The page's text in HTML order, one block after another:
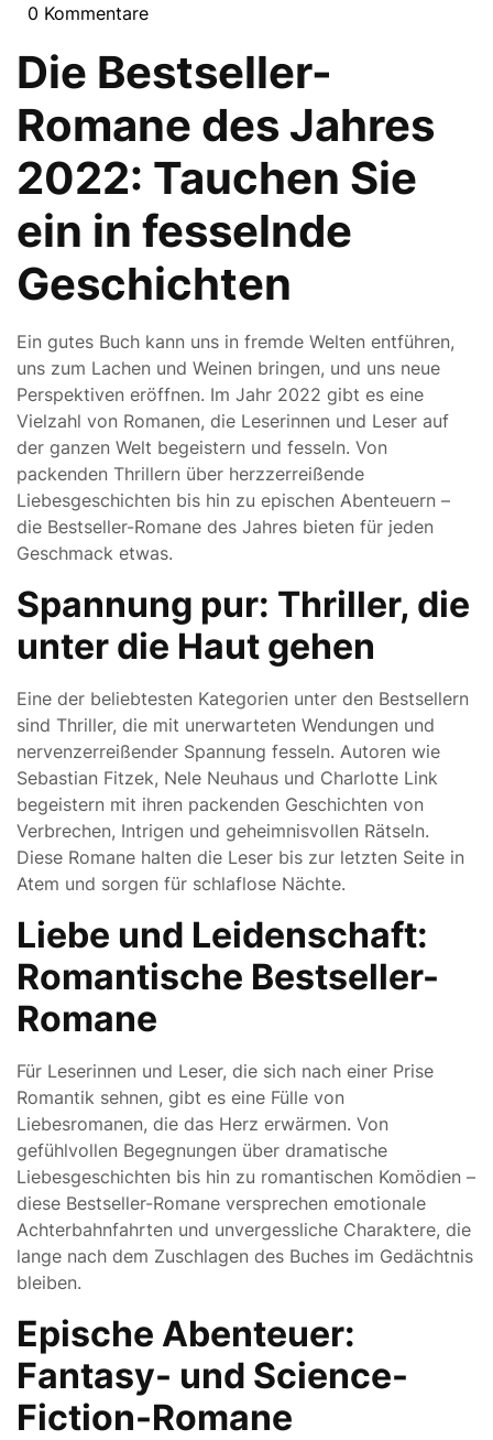
0 Kommentare
Die Bestseller-
Romane des Jahres
2022: Tauchen Sie
ein in fesselnde
Geschichten
Ein gutes Buch kann uns in fremde Welten entführen,
uns zum Lachen und Weinen bringen, und uns neue
Perspektiven eröffnen. Im Jahr 2022 gibt es eine
Vielzahl von Romanen, die Leserinnen und Leser auf
der ganzen Welt begeistern und fesseln. Von
packenden Thrillern über herzzerreißende
Liebesgeschichten bis hin zu epischen Abenteuern –
die Bestseller-Romane des Jahres bieten für jeden
Geschmack etwas.
Spannung pur: Thriller, die
unter die Haut gehen
Eine der beliebtesten Kategorien unter den Bestsellern
sind Thriller, die mit unerwarteten Wendungen und
nervenzerreißender Spannung fesseln. Autoren wie
Sebastian Fitzek, Nele Neuhaus und Charlotte Link
begeistern mit ihren packenden Geschichten von
Verbrechen, Intrigen und geheimnisvollen Rätseln.
Diese Romane halten die Leser bis zur letzten Seite in
Atem und sorgen für schlaflose Nächte.
Liebe und Leidenschaft:
Romantische Bestseller-
Romane
Für Leserinnen und Leser, die sich nach einer Prise
Romantik sehnen, gibt es eine Fülle von
Liebesromanen, die das Herz erwärmen. Von
gefühlvollen Begegnungen über dramatische
Liebesgeschichten bis hin zu romantischen Komödien –
diese Bestseller-Romane versprechen emotionale
Achterbahnfahrten und unvergessliche Charaktere, die
lange nach dem Zuschlagen des Buches im Gedächtnis
bleiben.
Epische Abenteuer:
Fantasy- und Science-
Fiction-Romane